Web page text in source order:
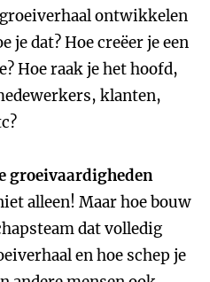
ontwikkelen
je dat? Hoe creëer je een
Hoe raak je het hoofd,
klanten,
groeivaardigheden
alleen! Maar hoe bouw
dat volledig
en hoe schep je